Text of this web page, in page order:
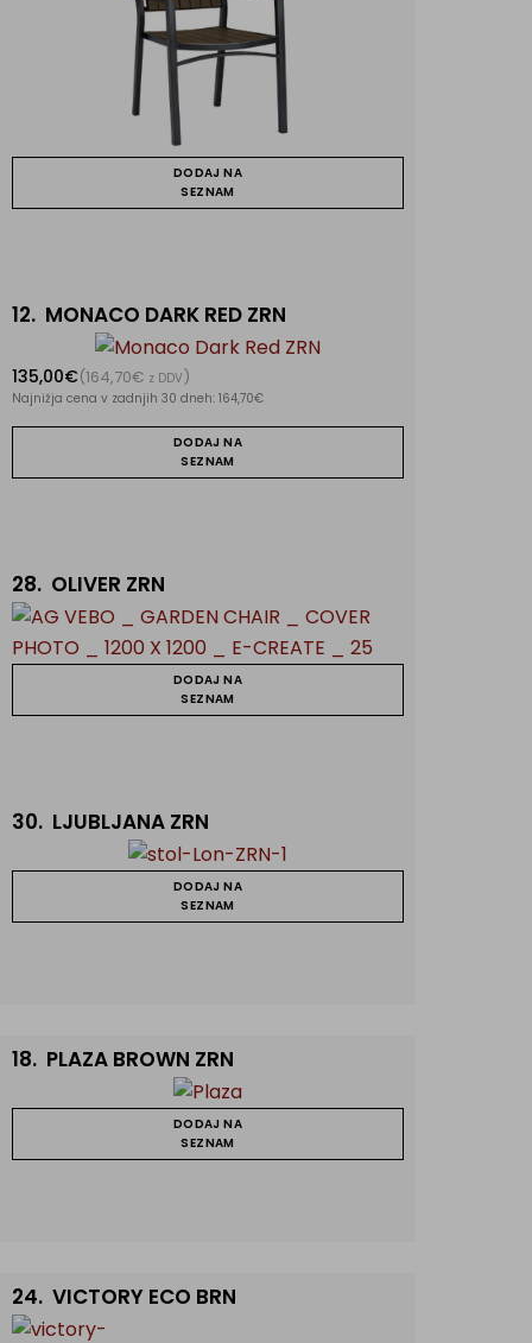
DODAJ NA
SEZNAM
12. MONACO DARK RED ZRN
135,00€(164,70€ z DDV)
Najnižja cena v zadnjih 30 dneh: 164,70€
DODAJ NA
SEZNAM
28. OLIVER ZRN
DODAJ NA
SEZNAM
30. LJUBLJANA ZRN
DODAJ NA
SEZNAM
18. PLAZA BROWN ZRN
DODAJ NA
SEZNAM
24. VICTORY ECO BRN